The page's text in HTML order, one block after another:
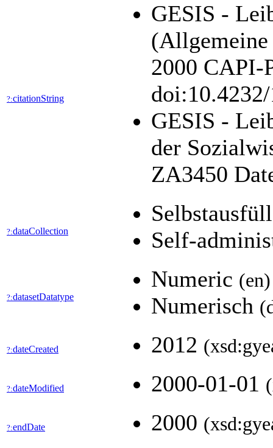
?:citationString
GESIS -
(Allgemeine
2000 CAPI-
GESIS -
der
ZA3450
?:dataCollection
Self-
?:datasetDatatype
Numeric (en)
Numerisch
?:dateCreated 2012
?:dateModified 2000-01-01
?:endDate 2000